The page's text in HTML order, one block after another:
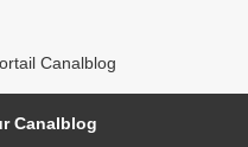
Canalblog
Canalblog